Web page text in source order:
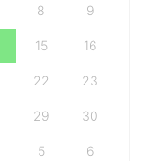
8 9
15 16
22 23
29 30
5 6